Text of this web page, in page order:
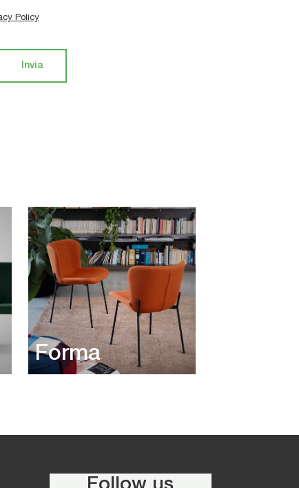
Policy
Invia
Forma